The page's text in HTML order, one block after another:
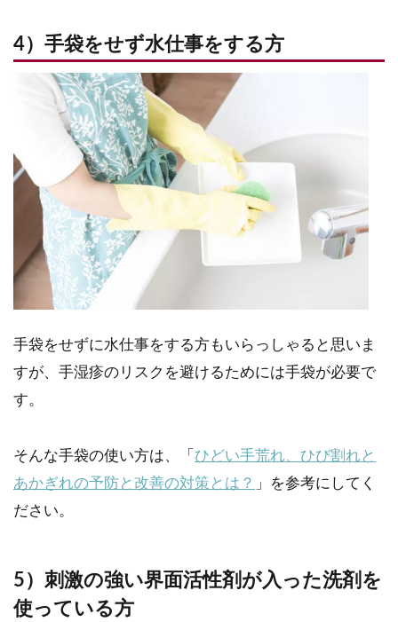
4）手袋をせず水仕事をする方
手袋をせずに水仕事をする方もいらっしゃると思いま
すが、手湿疹のリスクを避けるためには手袋が必要で
す。
そんな手袋の使い方は、「 ひどい手荒れ、ひび割れと
あかぎれの予防と改善の対策とは？ 」を参考にしてく
ださい。
5）刺激の強い界面活性剤が入った洗剤を
使っている方